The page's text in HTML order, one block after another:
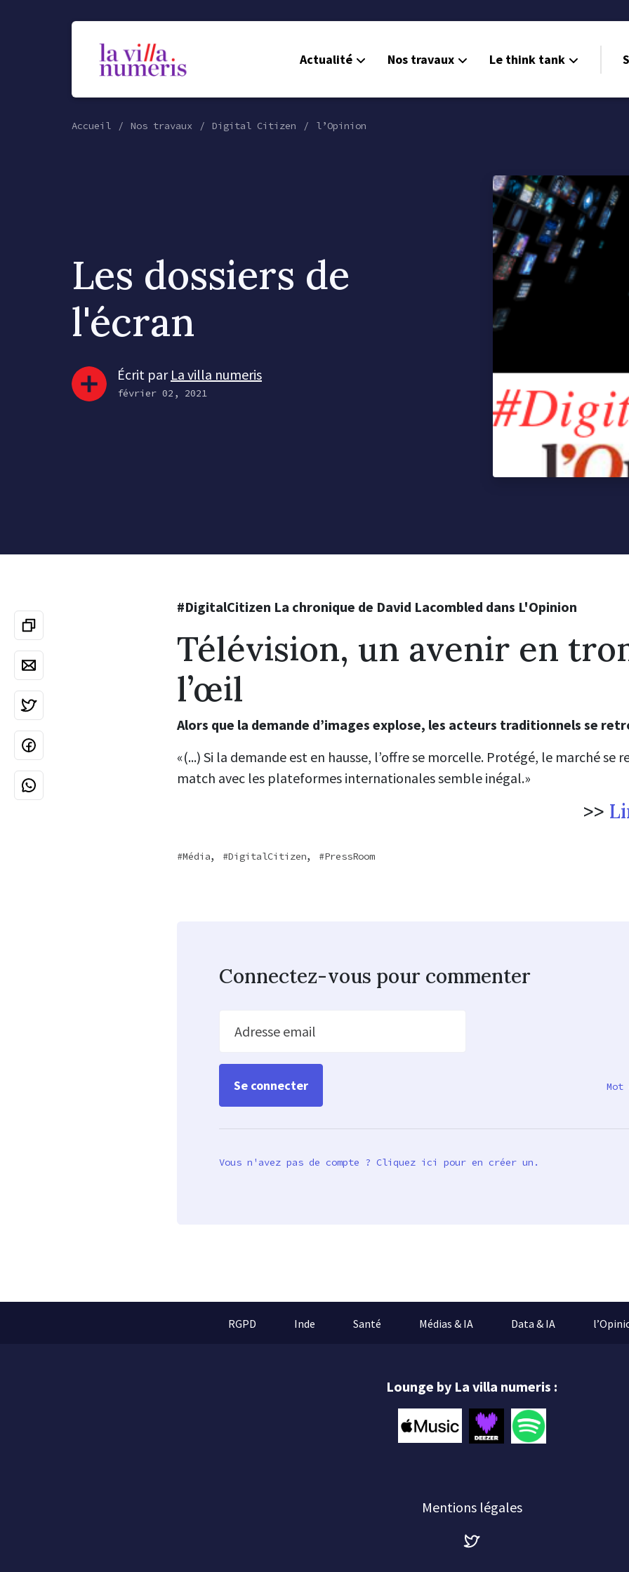
Actualité Nos travaux Le think tank
Accueil Nos travaux Digital Citizen l’Opinion
Les dossiers de
l'écran
Écrit par La villa numeris
février 02, 2021
#DigitalCitizen La chronique de David Lacombled dans L'Opinion
Télévision, un avenir en
l’œil
Alors que la demande d’images explose, les acteurs traditionnels se
«(...) Si la demande est en hausse, l’offre se morcelle. Protégé, le marché se
match avec les plateformes internationales semble inégal.»
>>
Média, DigitalCitizen, PressRoom
Connectez-vous pour commenter
Adresse email
Mot
Vous n'avez pas de compte ? Cliquez ici pour en créer un.
RGPD Inde Santé Médias & IA Data & IA
Lounge by La villa numeris :
Mentions légales